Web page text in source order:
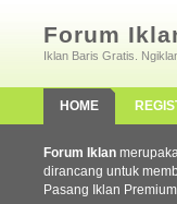
Forum
Iklan Baris Gratis.
HOME
Forum Iklan
dirancang untuk
Pasang Iklan